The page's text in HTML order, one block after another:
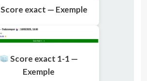
Score exact — Exemple
Score exact 1-1 —
Exemple